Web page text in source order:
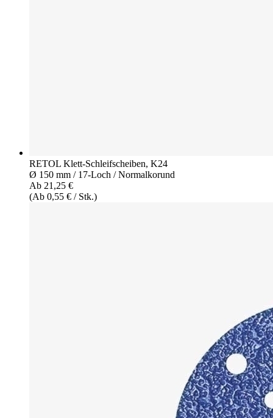
RETOL Klett-Schleifscheiben, K24
Ø 150 mm / 17-Loch / Normalkorund
Ab 21,25 €
(Ab 0,55 € / Stk.)